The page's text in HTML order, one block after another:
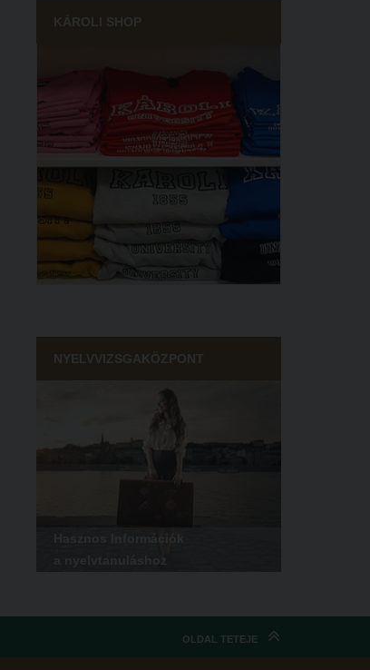
KÁROLI SHOP
NYELVVIZSGAKÖZPONT
OLDAL TETEJE